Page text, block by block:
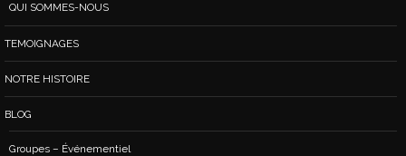
QUI SOMMES-NOUS
TEMOIGNAGES
NOTRE HISTOIRE
BLOG
Groupes – Événementiel